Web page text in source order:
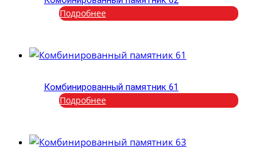
Подробнее
Комбинированный памятник 61
Подробнее